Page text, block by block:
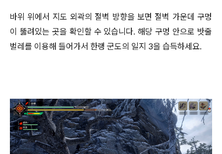
바위 위에서 지도 외곽의 절벽 방향을 보면 절벽 가운데 구멍
이 뚫려있는 곳을 확인할 수 있습니다. 해당 구멍 안으로 밧줄
벌레를 이용해 들어가서 한랭 군도의 일지 3을 습득하세요.